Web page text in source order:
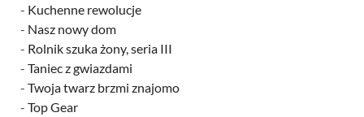
- Kuchenne rewolucje
- Nasz nowy dom
- Rolnik szuka żony, seria III
- Taniec z gwiazdami
- Twoja twarz brzmi znajomo
- Top Gear